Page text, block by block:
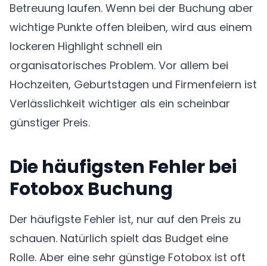
Betreuung laufen. Wenn bei der Buchung aber
wichtige Punkte offen bleiben, wird aus einem
lockeren Highlight schnell ein
organisatorisches Problem. Vor allem bei
Hochzeiten, Geburtstagen und Firmenfeiern ist
Verlässlichkeit wichtiger als ein scheinbar
günstiger Preis.
Die häufigsten Fehler bei
Fotobox Buchung
Der häufigste Fehler ist, nur auf den Preis zu
schauen. Natürlich spielt das Budget eine
Rolle. Aber eine sehr günstige Fotobox ist oft